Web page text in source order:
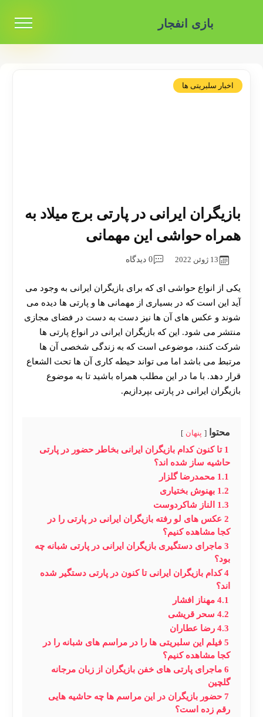
بازی انفجار
اخبار سلبریتی ها
بازیگران ایرانی در پارتی برج میلاد به
همراه حواشی این مهمانی
13 ژوئن 2022 0 دیدگاه
یکی از انواع حواشی ای که برای بازیگران ایرانی به وجود می
آید این است که در بسیاری از مهمانی ها و پارتی ها دیده می
شوند و عکس های آن ها نیز دست به دست در فضای مجازی
منتشر می شود. این که بازیگران ایرانی در انواع پارتی ها
شرکت کنند، موضوعی است که به زندگی شخصی آن ها
مرتبط می باشد اما می تواند حیطه کاری آن ها تحت الشعاع
قرار دهد. با ما در این مطلب همراه باشید تا به موضوع
بازیگران ایرانی در پارتی بپردازیم.
محتوا پنهان
1 تا کنون کدام بازیگران ایرانی بخاطر حضور در پارتی
حاشیه ساز شده اند؟
1.1 محمدرضا گلزار
1.2 بهنوش بختیاری
1.3
الناز شاکردوست
2 عکس های لو رفته بازیگران ایرانی در پارتی را در
کجا مشاهده کنیم؟
3 ماجرای دستگیری بازیگران ایرانی در پارتی شبانه چه
بود؟
4 کدام بازیگران ایرانی تا کنون در پارتی دستگیر شده
اند؟
4.1 مهناز افشار
4.2 سحر قریشی
4.3 رضا عطاران
5 فیلم این سلبریتی ها را در مراسم های شبانه را در
کجا مشاهده کنیم؟
6 ماجرای پارتی های خفن بازیگران از زبان مرجانه
گلچین
7 حضور بازیگران در این مراسم ها چه حاشیه هایی
رقم زده است؟